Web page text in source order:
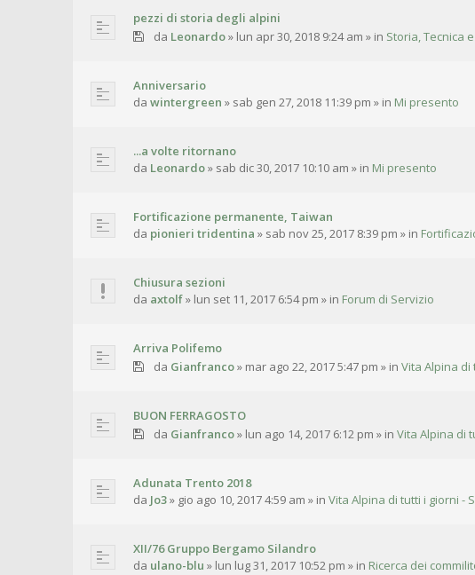
pezzi di storia degli alpini
da Leonardo» lun apr 30, 2018 9:24 am » in Storia, Tecnica
Anniversario
da wintergreen » sab gen 27, 2018 11:39 pm » in Mi presento
...a volte ritornano
da Leonardo» sab dic 30, 2017 10:10 am » in Mi presento
Fortificazione permanente, Taiwan
da pionieri tridentina » sab nov 25, 2017 8:39 pm » in
Chiusura sezioni
da axtolf» lun set 11, 2017 6:54 pm » in Forum di Servizio
Arriva Polifemo
da Gianfranco» mar ago 22, 2017 5:47 pm » in Vita Alpina di
BUON FERRAGOSTO
da Gianfranco» lun ago 14, 2017 6:12 pm » in Vita Alpina di
Adunata Trento 2018
da Jo3» gio ago 10, 2017 4:59 am » in Vita Alpina di tutti i giorni -
XII/76 Gruppo Bergamo Silandro
da ulano-blu » lun lug 31, 2017 10:52 pm » in Ricerca dei